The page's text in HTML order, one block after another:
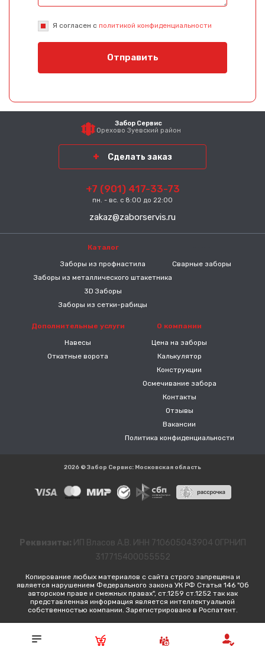
Я согласен с политикой конфиденциальности
Отправить
Забор Сервис
Орехово Зуевский район
Сделать заказ
+7 (901) 417-33-73
пн. - вс. с 8:00 до 22:00
zakaz@zaborservis.ru
Каталог
Заборы из профнастила
Заборы из металлического штакетника
3D Заборы
Заборы из сетки-рабицы
Сварные заборы
Дополнительные услуги
Навесы
Откатные ворота
О компании
Цена на заборы
Калькулятор
Конструкции
Осмечивание забора
Контакты
Отзывы
Вакансии
Политика конфиденциальности
2026 © Забор Сервис: Московская область
Реквизиты: ИП Власов А.В. ИНН 710605043904 ОГРНИП
317715400055552
Копирование любых материалов с сайта строго запрещена и
является нарушением Федерального закона УК РФ Статья 146 "Об
авторском праве и смежных правах", ст.1259 ст.1252 так как
представленная информация является интеллектуальной
собственностью компании. Зарегистрировано в Роспатент.